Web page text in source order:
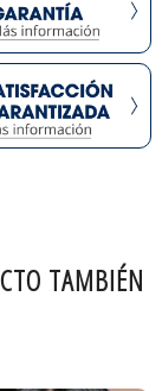
TAMBIÉN